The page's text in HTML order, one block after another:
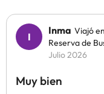
Inma Viajó
Reserva de
Julio 2026
Muy bien